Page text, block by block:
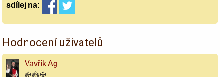
sdílej na:
Hodnocení uživatelů
Vavřík Ag